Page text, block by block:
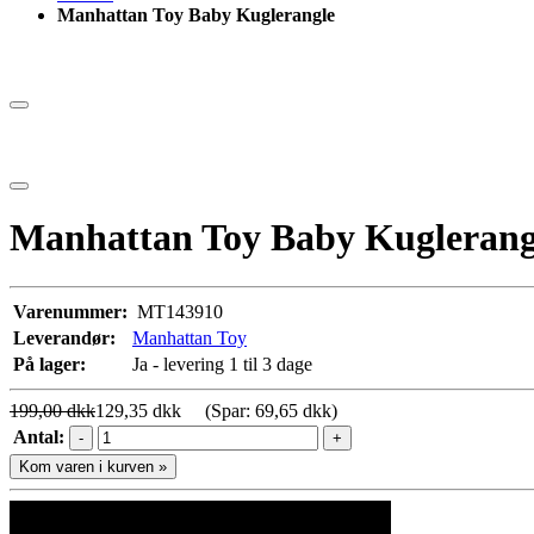
Manhattan Toy Baby Kuglerangle
Manhattan Toy Baby
Varenummer: MT143910
Leverandør:
Manhattan Toy
På lager:
Ja - levering 1 til 3 dage
199,00 dkk129,35 dkk (Spar: 69,65 dkk)
Antal:
-
+
Kom varen i kurven »